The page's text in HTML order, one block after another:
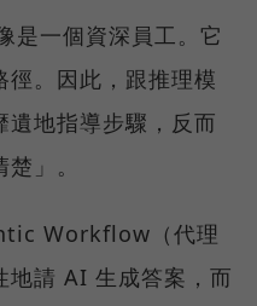
是一個資深員工。它
徑。因此，跟推理模
地指導步驟，反而
」。
Workflow（代理
地請 AI 生成答案，而